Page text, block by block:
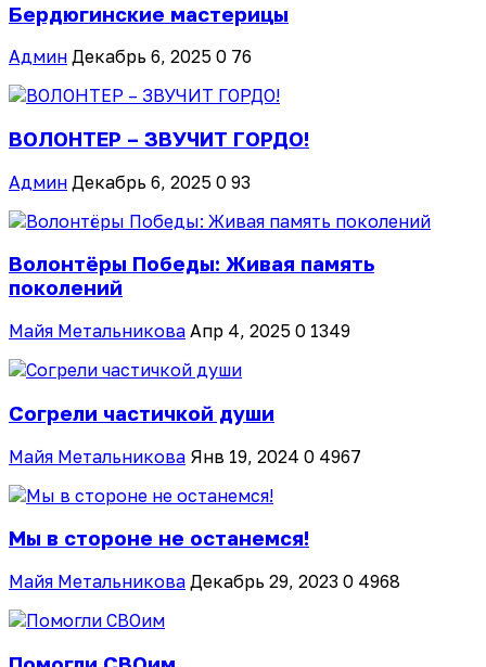
Бердюгинские мастерицы
Админ Декабрь 6, 2025 0 76
ВОЛОНТЕР – ЗВУЧИТ ГОРДО!
Админ Декабрь 6, 2025 0 93
Волонтёры Победы: Живая память
поколений
Майя Метальникова Апр 4, 2025 0 1349
Согрели частичкой души
Майя Метальникова Янв 19, 2024 0 4967
Мы в стороне не останемся!
Майя Метальникова Декабрь 29, 2023 0 4968